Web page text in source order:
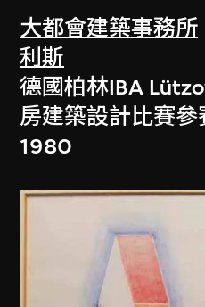
大都會建築事務所
利斯
德國柏林IBA
房建築設計比賽參
1980